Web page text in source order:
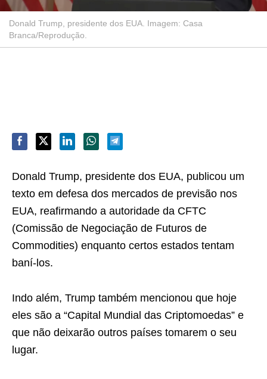
Donald Trump, presidente dos EUA. Imagem: Casa
Branca/Reprodução.
Donald Trump, presidente dos EUA, publicou um
texto em defesa dos mercados de previsão nos
EUA, reafirmando a autoridade da CFTC
(Comissão de Negociação de Futuros de
Commodities) enquanto certos estados tentam
baní-los.
Indo além, Trump também mencionou que hoje
eles são a “Capital Mundial das Criptomoedas” e
que não deixarão outros países tomarem o seu
lugar.